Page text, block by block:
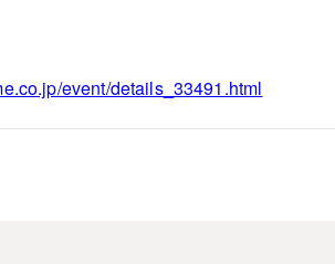
event/details_33491.html